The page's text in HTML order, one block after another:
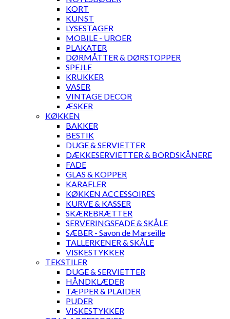
KORT
KUNST
LYSESTAGER
MOBILE - UROER
PLAKATER
DØRMÅTTER & DØRSTOPPER
SPEJLE
KRUKKER
VASER
VINTAGE DECOR
ÆSKER
KØKKEN
BAKKER
BESTIK
DUGE & SERVIETTER
DÆKKESERVIETTER & BORDSKÅNERE
FADE
GLAS & KOPPER
KARAFLER
KØKKEN ACCESSOIRES
KURVE & KASSER
SKÆREBRÆTTER
SERVERINGSFADE & SKÅLE
SÆBER - Savon de Marseille
TALLERKENER & SKÅLE
VISKESTYKKER
TEKSTILER
DUGE & SERVIETTER
HÅNDKLÆDER
TÆPPER & PLAIDER
PUDER
VISKESTYKKER